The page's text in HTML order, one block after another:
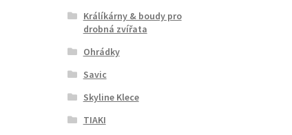
Králíkárny & boudy pro
drobná zvířata
Ohrádky
Savic
Skyline Klece
TIAKI